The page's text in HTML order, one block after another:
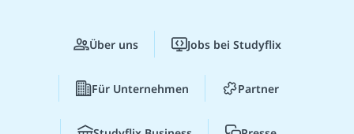
Über uns Jobs bei Studyflix
Für Unternehmen Partner